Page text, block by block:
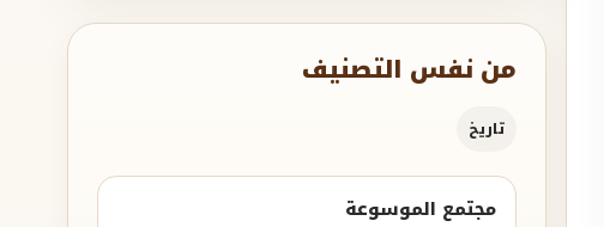
من نفس التصنيف
تاريخ
مجتمع الموسوعة